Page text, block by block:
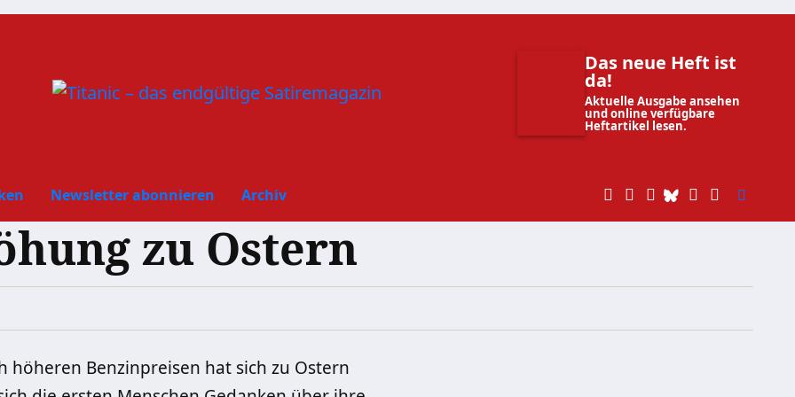
Das neue Heft ist
da!
Aktuelle Ausgabe ansehen
und online verfügbare
Heftartikel lesen.
Newsletter abonnieren Archiv
zu Ostern
höheren Benzinpreisen hat sich zu Ostern